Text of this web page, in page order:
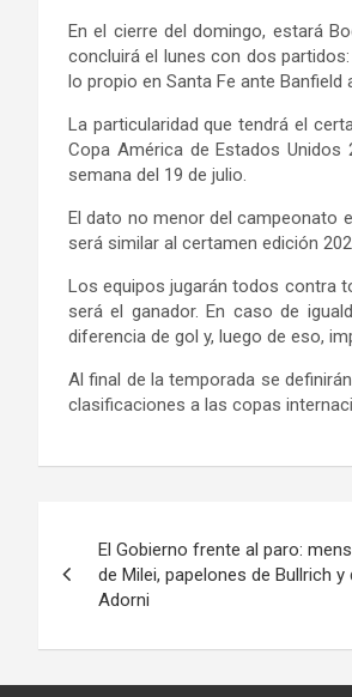
En el cierre del domingo, estará
concluirá el lunes con dos
lo propio en Santa Fe ante Banfield
La particularidad que tendrá el
Copa América de Estados
semana del 19 de julio.
El dato no menor del campeonato
será similar al certamen edición
Los equipos jugarán todos contra
será el ganador. En caso de
diferencia de gol y, luego de eso,
Al final de la temporada se
clasificaciones a las copas
de
El Gobierno frente al paro:
de Milei, papelones de Bullrich y
Adorni